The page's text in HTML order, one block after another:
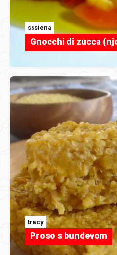
sssiena
Gnocchi di zucca
tracy
Proso s bundevom